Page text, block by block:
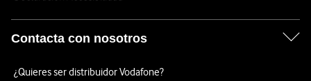
Contacta con nosotros
¿Quieres ser distribuidor Vodafone?